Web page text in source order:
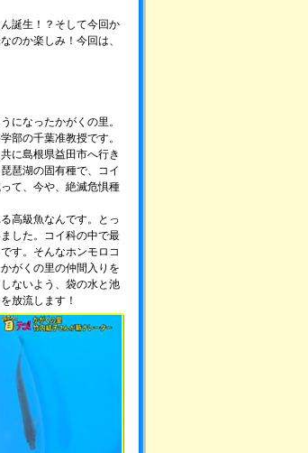
誕生！？そして今回か
のか楽しみ！今回は、
になったかがくの里。
部の千葉准教授です。
に島根県益田市へ行き
琶湖の固有種で、コイ
て、今や、絶滅危惧種
高級魚なんです。とっ
した。コイ科の中で最
す。そんなホンモロコ
がくの里の仲間入りを
ないよう、袋の水と池
放流します！